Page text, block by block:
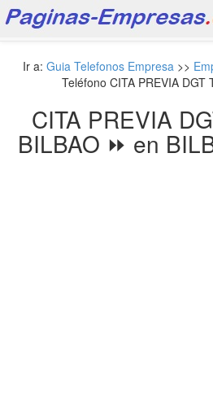
Ir a: Guia Telefonos Empresa>>
Teléfono CITA PREVIA DGT
CITA PREVIA
BILBAO ⏩ en